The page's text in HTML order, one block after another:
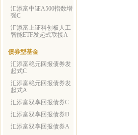
汇添富中证A500指数增
强C
汇添富上证科创板人工
智能ETF发起式联接A
债券型基金
汇添富稳元回报债券发
起式C
汇添富稳元回报债券发
起式A
汇添富双享回报债券C
汇添富双享回报债券D
汇添富双享回报债券A